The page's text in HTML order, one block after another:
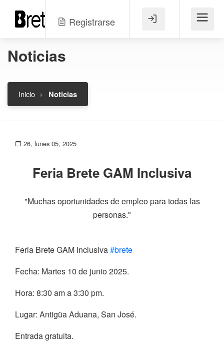
Registrarse Menú
Noticias
Inicio Noticias
26, lunes 05, 2025
Feria Brete GAM Inclusiva
"Muchas oportunidades de empleo para todas las
personas."
Feria Brete GAM Inclusiva#brete
Fecha: Martes 10 de junio 2025.
Hora: 8:30 am a 3:30 pm.
Lugar: Antigüa Aduana, San José.
Entrada gratuita.